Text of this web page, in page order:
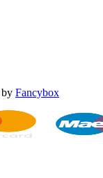
Fancybox